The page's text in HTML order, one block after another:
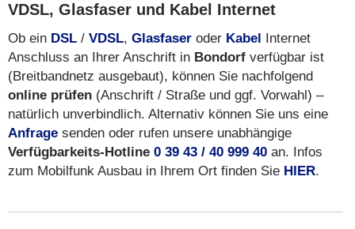
VDSL, Glasfaser und Kabel Internet
Ob ein DSL / VDSL, Glasfaser oder Kabel Internet
Anschluss an Ihrer Anschrift in Bondorf verfügbar ist
(Breitbandnetz ausgebaut), können Sie nachfolgend
online prüfen (Anschrift / Straße und ggf. Vorwahl) –
natürlich unverbindlich. Alternativ können Sie uns eine
Anfrage senden oder rufen unsere unabhängige
Verfügbarkeits-Hotline 0 39 43 / 40 999 40 an. Infos
zum Mobilfunk Ausbau in Ihrem Ort finden Sie HIER.